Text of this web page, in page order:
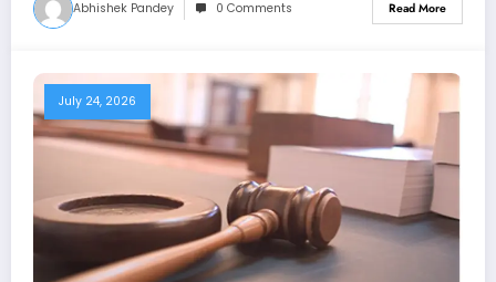
Abhishek Pandey 0 Comments Read More
July 24, 2026